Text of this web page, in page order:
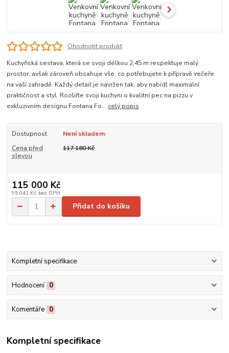
Ohodnotit produkt
Kuchyňská sestava, která se svoji délkou 2,45 m respektuje malý
prostor, avšak zároveň obsahuje vše, co potřebujete k přípravě večeře
na vaší zahradě. Každý detail je navržen tak, aby nabídl maximální
praktičnost a styl. Rozšiřte svoji kuchyni o kvalitní pec na pizzu v
exkluzivním designu Fontana Fo... celý popis
Dostupnost
Není skladem
Cena před
slevou
117 180 Kč
115 000 Kč
95 041 Kč bez DPH
Přidat do košíku
Kompletní specifikace
Hodnocení 0
Komentáře 0
Kompletní specifikace